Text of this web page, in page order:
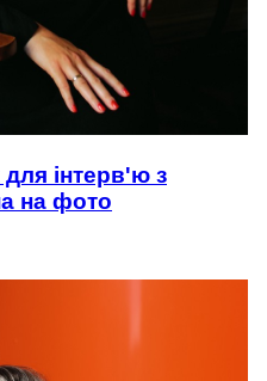
інтерв'ю з
на фото